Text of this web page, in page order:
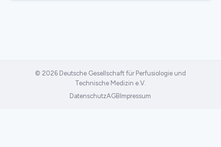
© 2026 Deutsche Gesellschaft für Perfusiologie und
Technische Medizin e.V.
DatenschutzAGB Impressum